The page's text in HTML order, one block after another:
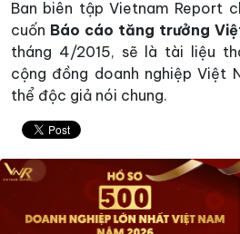
Ban biên tập Vietnam Report
cuốn Báo cáo tăng trưởng
tháng 4/2015, sẽ là tài liệu
cộng đồng doanh nghiệp Việt
thể độc giả nói chung.